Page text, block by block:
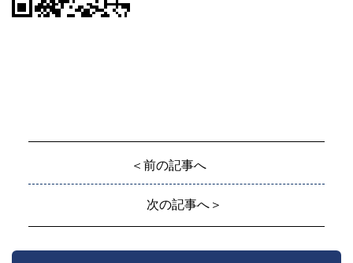
＜前の記事へ
次の記事へ＞